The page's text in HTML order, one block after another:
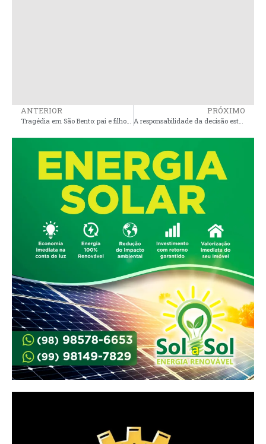
ANTERIOR
Tragédia em São Bento: pai e filho são mortos em casa durante ataque
PRÓXIMO
A responsabilidade da decisão está nas mãos de Brandão